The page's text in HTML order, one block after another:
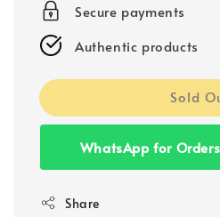
Secure payments
Authentic products
Sold
WhatsApp for
Share